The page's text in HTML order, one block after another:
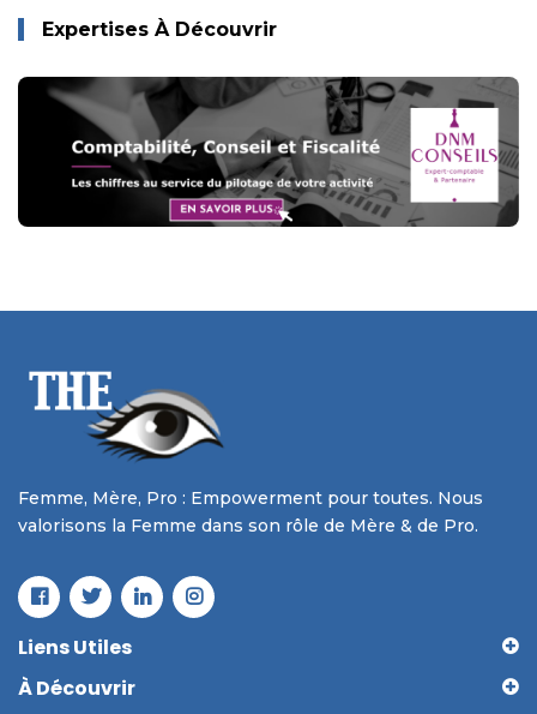
Expertises À Découvrir
Femme, Mère, Pro : Empowerment pour toutes. Nous
valorisons la Femme dans son rôle de Mère & de Pro.
Liens Utiles
À Découvrir